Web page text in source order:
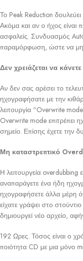
Το Peak Reduction
Ακόμα και αν ο ήχος είναι
ασφαλείς. Συνδυασμός
παραμόρφωση, ώστε να
Δεν χρειάζεται να
Αν δεν σας αρέσει το
ηχογραφήσατε με την
λειτουργία “Overwrite
Overwrite mode επιτρέπει
σημείο. Επίσης έχετε την
Μη καταστρεπτικό
Η λειτουργεία
αναπαράγετε ένα ήδη
ηχογραφήσετε άλλα μέρη
είχατε γράψει στο
δημιουργεί νέο αρχείο,
192 Ωρες. Τόσος είναι ο
ποιότητα CD με μια μόνο